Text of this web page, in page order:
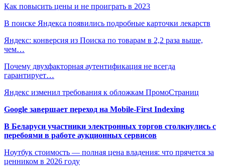
Как повысить цены и не проиграть в 2023
В поиске Яндекса появились подробные карточки лекарств
Яндекс: конверсия из Поиска по товарам в 2,2 раза выше,
чем…
Почему двухфакторная аутентификация не всегда
гарантирует…
Яндекс изменил требования к обложкам ПромоСтраниц
Google завершает переход на Mobile-First Indexing
В Беларуси участники электронных торгов столкнулись с
перебоями в работе аукционных сервисов
Ноутбук стоимость — полная цена владения: что прячется за
ценником в 2026 году